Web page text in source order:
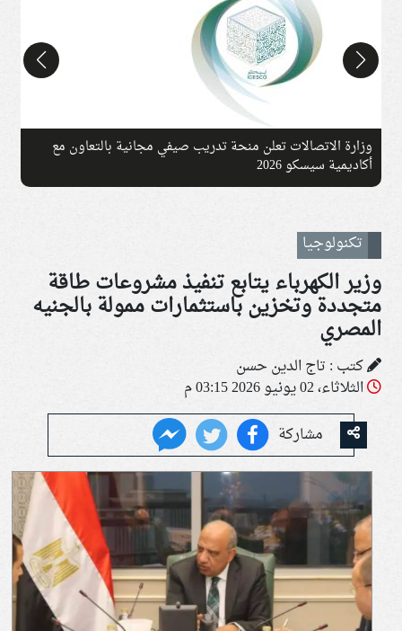
وزارة الاتصالات تعلن منحة تدريب صيفي مجانية بالتعاون مع
أكاديمية سيسكو 2026
تكنولوجيا
وزير الكهرباء يتابع تنفيذ مشروعات طاقة
متجددة وتخزين باستثمارات ممولة بالجنيه
المصري
كتب : تاج الدين حسن
الثلاثاء، 02 يونيو 2026 03:15 م
مشاركة